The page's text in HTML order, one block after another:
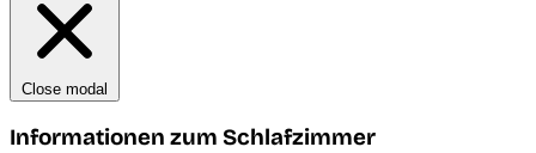
Close modal
Informationen zum Schlafzimmer